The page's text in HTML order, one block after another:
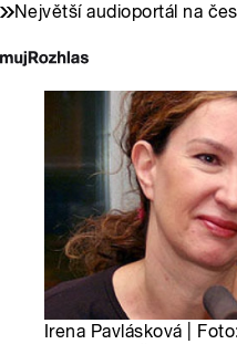
Největší audioportál na
Irena Pavlásková |